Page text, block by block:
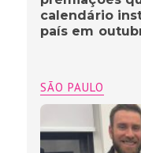
calendário
país em
SÃO PAULO